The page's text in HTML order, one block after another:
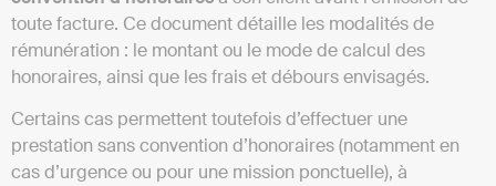
toute facture. Ce document détaille les modalités de
rémunération : le montant ou le mode de calcul des
honoraires, ainsi que les frais et débours envisagés.
Certains cas permettent toutefois d’effectuer une
prestation sans convention d’honoraires (notamment en
cas d’urgence ou pour une mission ponctuelle), à